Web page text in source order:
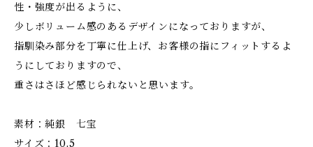
性・強度が出るように、
少しボリューム感のあるデザインになっておりますが、
指馴染み部分を丁寧に仕上げ、お客様の指にフィットするよ
うにしておりますので、
重さはさほど感じられないと思います。
素材：純銀 七宝
サイズ：10.5